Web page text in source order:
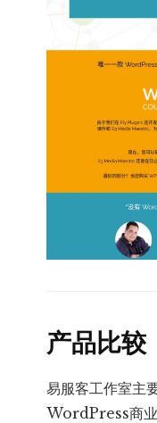
产品比较
易服客工作室主
WordPress商业